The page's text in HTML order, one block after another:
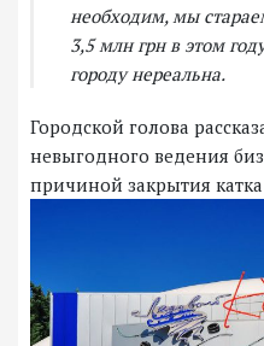
необходим, мы
3,5 млн грн в этом
городу нереальна.
Городской голова
невыгодного ведения
причиной закрытия